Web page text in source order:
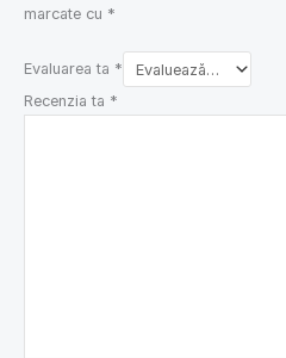
marcate cu *
Evaluarea ta *
Recenzia ta *